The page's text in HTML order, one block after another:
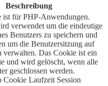
Beschreibung
ist für PHP-Anwendungen.
verwendet um die eindeutige
Benutzers zu speichern und
um die Benutzersitzung auf
verwalten. Das Cookie ist ein
und wird gelöscht, wenn alle
geschlossen werden.
Cookie Laufzeit Session